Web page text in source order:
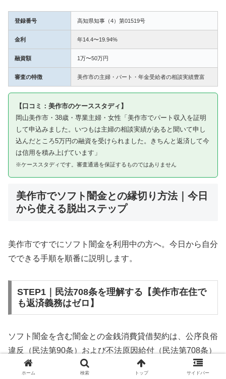
登録番号 高知県知事（4）第01519号
金利 年14.4〜19.94%
融資額 1万〜50万円
審査の特徴 美作市の主婦・パート・年金受給者の相談実績豊富
【口コミ：美作市のケーススタディ】
岡山美作市・38歳・専業主婦・女性「美作市でパート収入を証明
して申込みました。いつもは主婦の相談実績があると聞いて申し
込んだところ5万円の融資を受けられました。きちんと返済して今
は信用を積み上げています」
※ケーススタディです。審査通過を保証するものではありません
美作市でソフト闇金との縁切り方法｜今日
から使える脱出ステップ
美作市ですでにソフト闇金を利用中の方へ。今日から自分
でできる手順を順番に説明します。
STEP1｜民法708条を理解する【美作市在住で
も返済義務はゼロ】
ソフト闇金を含む闇金との金銭消費貸借契約は、公序良俗
違反（民法第90条）および不法原因給付（民法第708条）
に該当するため、法的には無効です。美作市在住であって
ホーム 検索 トップ サイドバー